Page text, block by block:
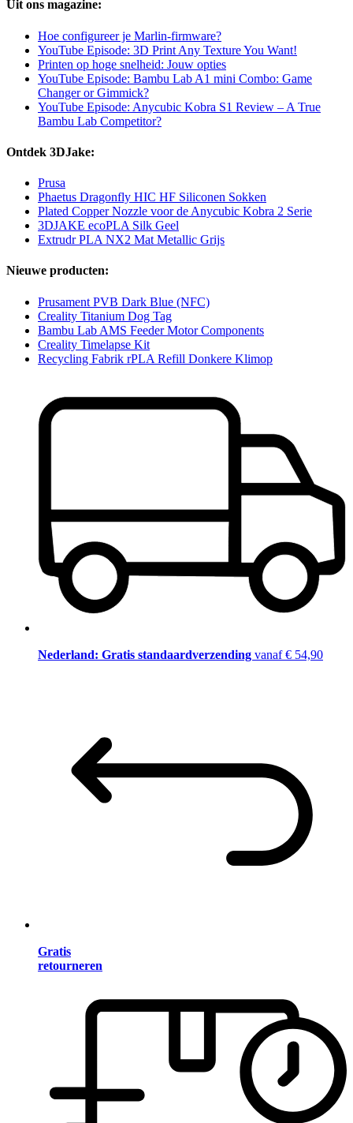
Uit ons magazine:
Hoe configureer je Marlin-firmware?
YouTube Episode: 3D Print Any Texture You Want!
Printen op hoge snelheid: Jouw opties
YouTube Episode: Bambu Lab A1 mini Combo: Game
Changer or Gimmick?
YouTube Episode: Anycubic Kobra S1 Review – A True
Bambu Lab Competitor?
Ontdek 3DJake:
Prusa
Phaetus Dragonfly HIC HF Siliconen Sokken
Plated Copper Nozzle voor de Anycubic Kobra 2 Serie
3DJAKE ecoPLA Silk Geel
Extrudr PLA NX2 Mat Metallic Grijs
Nieuwe producten:
Prusament PVB Dark Blue (NFC)
Creality Titanium Dog Tag
Bambu Lab AMS Feeder Motor Components
Creality Timelapse Kit
Recycling Fabrik rPLA Refill Donkere Klimop
Nederland: Gratis standaardverzending vanaf € 54,90
Gratis
retourneren